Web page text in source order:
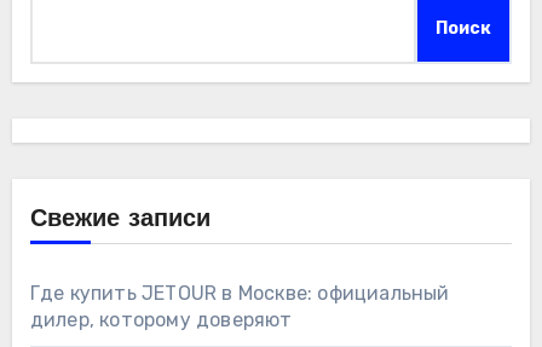
Поиск
Свежие записи
Где купить JETOUR в Москве: официальный
дилер, которому доверяют